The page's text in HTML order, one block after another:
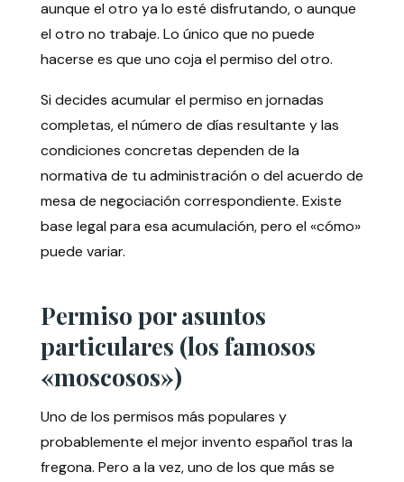
aunque el otro ya lo esté disfrutando, o aunque
el otro no trabaje. Lo único que no puede
hacerse es que uno coja el permiso del otro.
Si decides acumular el permiso en jornadas
completas, el número de días resultante y las
condiciones concretas dependen de la
normativa de tu administración o del acuerdo de
mesa de negociación correspondiente. Existe
base legal para esa acumulación, pero el «cómo»
puede variar.
Permiso por asuntos
particulares (los famosos
«moscosos»)
Uno de los permisos más populares y
probablemente el mejor invento español tras la
fregona. Pero a la vez, uno de los que más se